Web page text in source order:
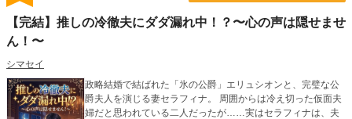
【完結】推しの冷徹夫にダダ漏れ中！？〜心の声は隠せませ
ん！〜
シマセイ
政略結婚で結ばれた「氷の公爵」エリュシオンと、完璧な公
爵夫人を演じる妻セラフィナ。 周囲からは冷え切った仮面夫
婦だと思われている二人だったが……実はセラフィナは、夫